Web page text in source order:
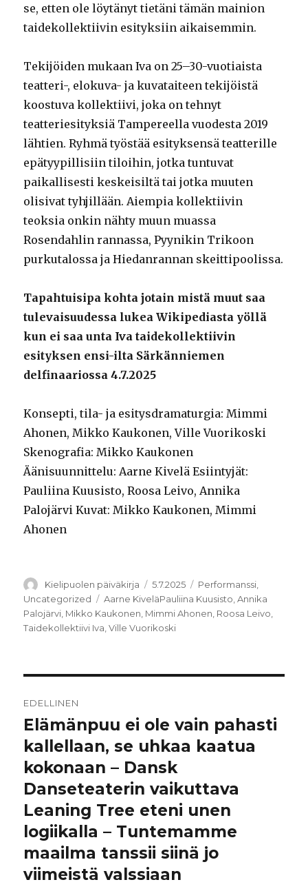
se, etten ole löytänyt tietäni tämän mainion
taidekollektiivin esityksiin aikaisemmin.
Tekijöiden mukaan Iva on 25–30-vuotiaista
teatteri-, elokuva- ja kuvataiteen tekijöistä
koostuva kollektiivi, joka on tehnyt
teatteriesityksiä Tampereella vuodesta 2019
lähtien. Ryhmä työstää esityksensä teatterille
epätyypillisiin tiloihin, jotka tuntuvat
paikallisesti keskeisiltä tai jotka muuten
olisivat tyhjillään. Aiempia kollektiivin
teoksia onkin nähty muun muassa
Rosendahlin rannassa, Pyynikin Trikoon
purkutalossa ja Hiedanrannan skeittipoolissa.
Tapahtuisipa kohta jotain mistä muut saa
tulevaisuudessa lukea Wikipediasta yöllä
kun ei saa unta Iva taidekollektiivin
esityksen ensi-ilta Särkänniemen
delfinaariossa 4.7.2025
Konsepti, tila- ja esitysdramaturgia: Mimmi
Ahonen, Mikko Kaukonen, Ville Vuorikoski
Skenografia: Mikko Kaukonen
Äänisuunnittelu: Aarne Kivelä Esiintyjät:
Pauliina Kuusisto, Roosa Leivo, Annika
Palojärvi Kuvat: Mikko Kaukonen, Mimmi
Ahonen
Kirjoittaja
Kielipuolen päiväkirja Julkaistu
5.7.2025 Kategoriat
Performanssi
Uncategorized
Avainsanat
Aarne KiveläPauliina Kuusisto ,Annika
Palojärvi Mikko Kaukonen Mimmi Ahonen Roosa Leivo
Taidekollektiivi Iva ,Ville Vuorikoski
selaus
EDELLINEN
Edellinen
artikkeli:
Elämänpuu ei ole vain pahasti
kallellaan, se uhkaa kaatua
kokonaan – Dansk
Danseteaterin vaikuttava
Leaning Tree eteni unen
logiikalla – Tuntemamme
maailma tanssii siinä jo
viimeistä valssiaan